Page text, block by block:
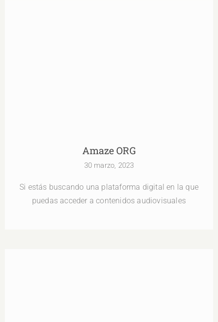
Amaze ORG
30 marzo, 2023
Si estás buscando una plataforma digital en la que
puedas acceder a contenidos audiovisuales